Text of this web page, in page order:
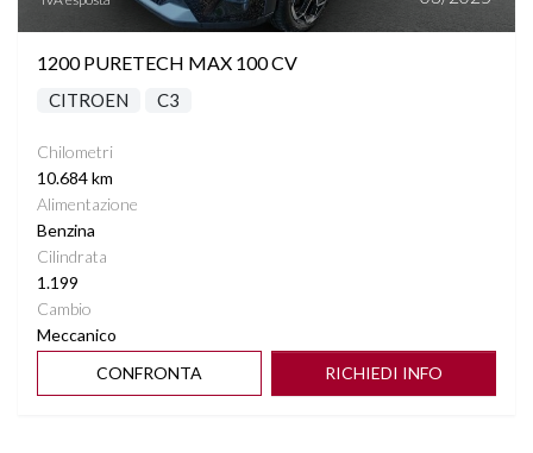
1200 PURETECH MAX 100 CV
CITROEN C3
Chilometri
10.684 km
Alimentazione
Benzina
Cilindrata
1.199
Cambio
Meccanico
CONFRONTA
RICHIEDI INFO